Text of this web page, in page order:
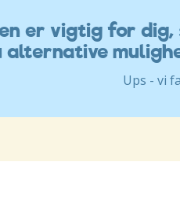
er vigtig for
alternative
Ups - vi